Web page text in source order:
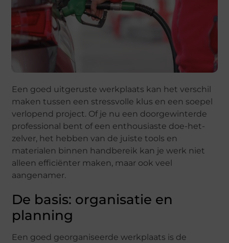
Een goed uitgeruste werkplaats kan het verschil
maken tussen een stressvolle klus en een soepel
verlopend project. Of je nu een doorgewinterde
professional bent of een enthousiaste doe-het-
zelver, het hebben van de juiste tools en
materialen binnen handbereik kan je werk niet
alleen efficiënter maken, maar ook veel
aangenamer.
De basis: organisatie en
planning
Een goed georganiseerde werkplaats is de